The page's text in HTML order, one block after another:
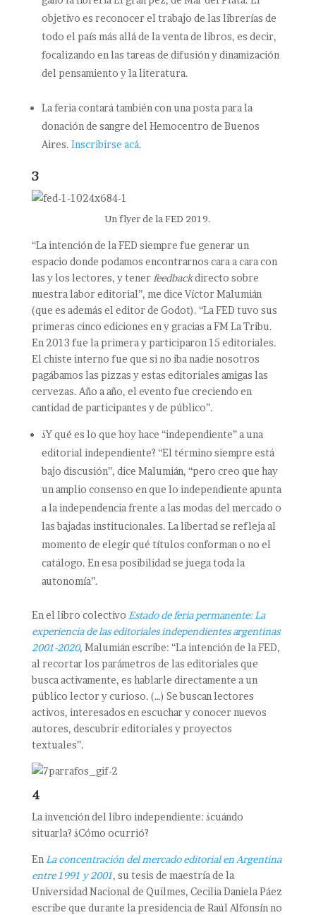
objetivo es reconocer el trabajo de las librerías de
todo el país más allá de la venta de libros, es decir,
focalizando en las tareas de difusión y dinamización
del pensamiento y la literatura.
La feria contará también con una posta para la
donación de sangre del Hemocentro de Buenos
Aires. Inscribirse acá.
3
Un flyer de la FED 2019.
“La intención de la FED siempre fue generar un
espacio donde podamos encontrarnos cara a cara con
las y los lectores, y tener feedbackdirecto sobre
nuestra labor editorial”, me dice Víctor Malumián
(que es además el editor de Godot). “La FED tuvo sus
primeras cinco ediciones en y gracias a FM La Tribu.
En 2013 fue la primera y participaron 15 editoriales.
El chiste interno fue que si no iba nadie nosotros
pagábamos las pizzas y estas editoriales amigas las
cervezas. Año a año, el evento fue creciendo en
cantidad de participantes y de público”.
¿Y qué es lo que hoy hace “independiente” a una
editorial independiente? “El término siempre está
bajo discusión”, dice Malumián, “pero creo que hay
un amplio consenso en que lo independiente apunta
a la independencia frente a las modas del mercado o
las bajadas institucionales. La libertad se refleja al
momento de elegir qué títulos conforman o no el
catálogo. En esa posibilidad se juega toda la
autonomía”.
En el libro colectivo Estado de feria permanente: La
experiencia de las editoriales independientes argentinas
2001-2020, Malumián escribe: “La intención de la FED,
al recortar los parámetros de las editoriales que
busca activamente, es hablarle directamente a un
público lector y curioso. (…) Se buscan lectores
activos, interesados en escuchar y conocer nuevos
autores, descubrir editoriales y proyectos
textuales”.
4
La invención del libro independiente: ¿cuándo
situarla? ¿Cómo ocurrió?
En La concentración del mercado editorial en Argentina
entre 1991 y 2001, su tesis de maestría de la
Universidad Nacional de Quilmes, Cecilia Daniela Páez
escribe que durante la presidencia de Raúl Alfonsín no